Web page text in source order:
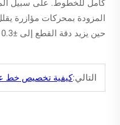
حين يزيد دقة القطع إلى ±0.3 مم.
التالي:كيفية تخصيص خط علبة